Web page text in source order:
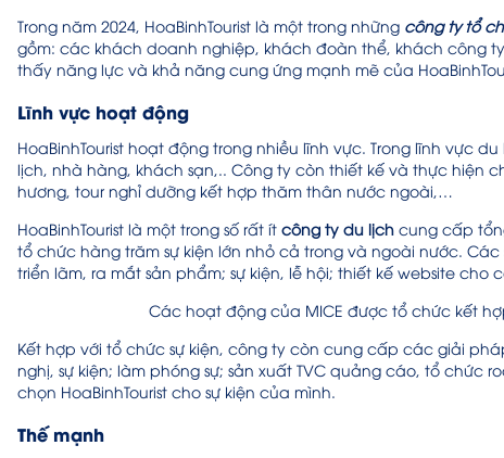
Trong năm 2024, HoaBinhTourist là một trong những công ty tổ
gồm: các khách doanh nghiệp, khách đoàn thể, khách công
thấy năng lực và khả năng cung ứng mạnh mẽ của
Lĩnh vực hoạt động
HoaBinhTourist hoạt động trong nhiều lĩnh vực. Trong lĩnh vực
lịch, nhà hàng, khách sạn,.. Công ty còn thiết kế và thực hiện
hương, tour nghỉ dưỡng kết hợp thăm thân nước ngoài,…
HoaBinhTourist là một trong số rất ít công ty du lịch cung cấp
tổ chức hàng trăm sự kiện lớn nhỏ cả trong và ngoài nước.
triển lãm, ra mắt sản phẩm; sự kiện, lễ hội; thiết kế website cho
Các hoạt động của MICE được tổ chức kết
Kết hợp với tổ chức sự kiện, công ty còn cung cấp các giải
nghị, sự kiện; làm phóng sự; sản xuất TVC quảng cáo, tổ chức
chọn HoaBinhTourist cho sự kiện của mình.
Thế mạnh